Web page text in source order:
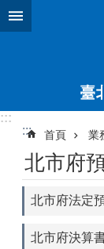
跳到主要內容區塊
:::
:::
首頁 業
北市府
北市府法定
北市府決算